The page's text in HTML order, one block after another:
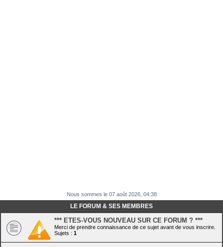
Nous sommes le 07 août 2026, 04:38
LE FORUM & SES MEMBRES
*** ETES-VOUS NOUVEAU SUR CE FORUM ? ***
Merci de prendre connaissance de ce sujet avant de vous inscrire.
Sujets : 1